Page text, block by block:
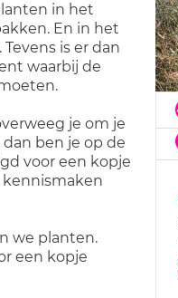
in het
En in het
is er dan
waarbij de
je om je
ben je op de
voor een kopje
we planten.
een kopje